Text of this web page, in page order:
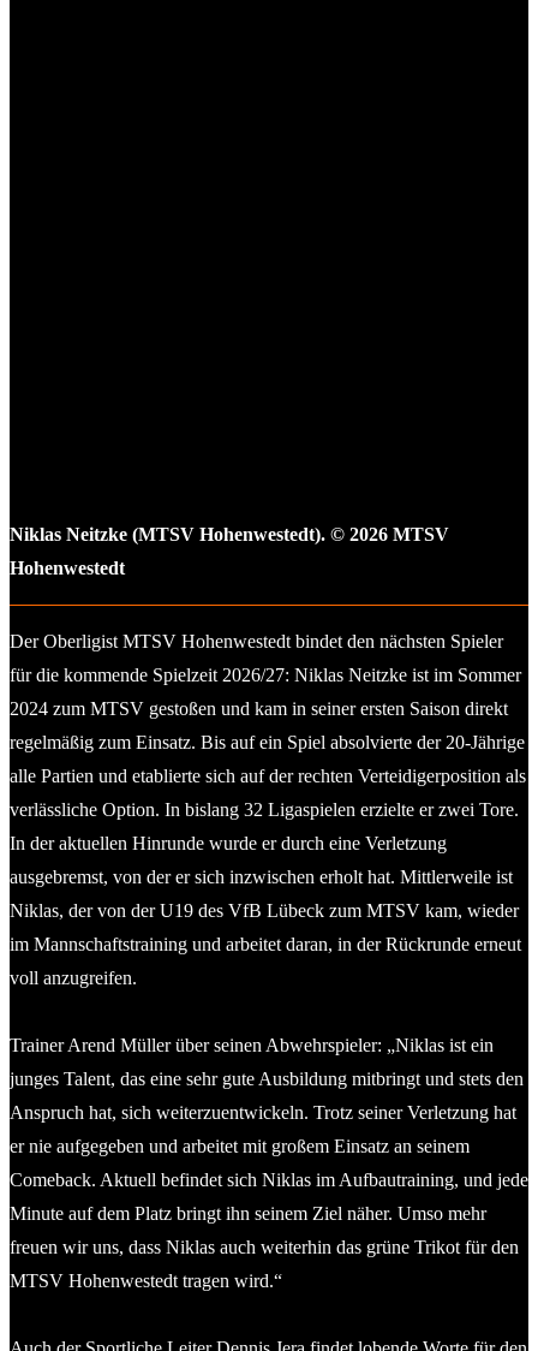
Niklas Neitzke (MTSV Hohenwestedt). © 2026 MTSV
Hohenwestedt
Der Oberligist MTSV Hohenwestedt bindet den nächsten Spieler
für die kommende Spielzeit 2026/27: Niklas Neitzke ist im Sommer
2024 zum MTSV gestoßen und kam in seiner ersten Saison direkt
regelmäßig zum Einsatz. Bis auf ein Spiel absolvierte der 20-Jährige
alle Partien und etablierte sich auf der rechten Verteidigerposition als
verlässliche Option. In bislang 32 Ligaspielen erzielte er zwei Tore.
In der aktuellen Hinrunde wurde er durch eine Verletzung
ausgebremst, von der er sich inzwischen erholt hat. Mittlerweile ist
Niklas, der von der U19 des VfB Lübeck zum MTSV kam, wieder
im Mannschaftstraining und arbeitet daran, in der Rückrunde erneut
voll anzugreifen.
Trainer Arend Müller über seinen Abwehrspieler: „Niklas ist ein
junges Talent, das eine sehr gute Ausbildung mitbringt und stets den
Anspruch hat, sich weiterzuentwickeln. Trotz seiner Verletzung hat
er nie aufgegeben und arbeitet mit großem Einsatz an seinem
Comeback. Aktuell befindet sich Niklas im Aufbautraining, und jede
Minute auf dem Platz bringt ihn seinem Ziel näher. Umso mehr
freuen wir uns, dass Niklas auch weiterhin das grüne Trikot für den
MTSV Hohenwestedt tragen wird.“